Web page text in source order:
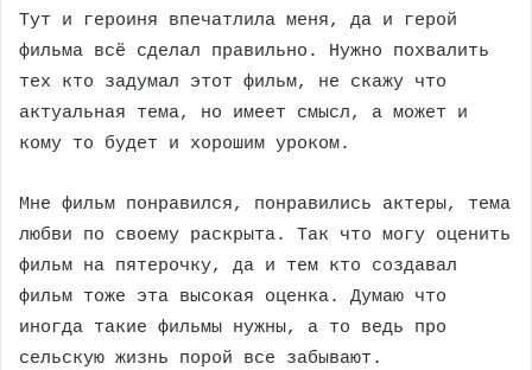
Тут и героиня впечатлила меня, да и герой
фильма всё сделал правильно. Нужно похвалить
тех кто задумал этот фильм, не скажу что
актуальная тема, но имеет смысл, а может и
кому то будет и хорошим уроком.
Мне фильм понравился, понравились актеры, тема
любви по своему раскрыта. Так что могу оценить
фильм на пятерочку, да и тем кто создавал
фильм тоже эта высокая оценка. Думаю что
иногда такие фильмы нужны, а то ведь про
сельскую жизнь порой все забывают.